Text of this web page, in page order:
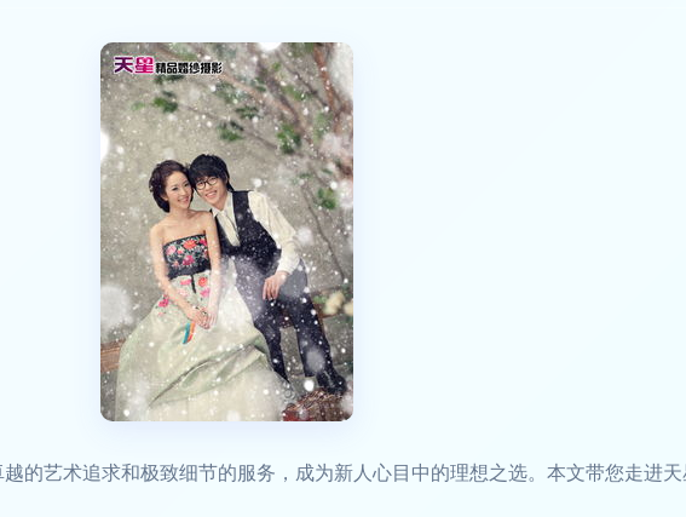
的艺术追求和极致细节的服务，成为新人心目中的理想之选。本文带您走进